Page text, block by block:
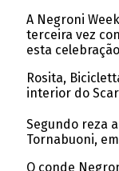
A Negroni
terceira vez
esta
Rosita,
interior do
Segundo reza
Tornabuoni,
O conde